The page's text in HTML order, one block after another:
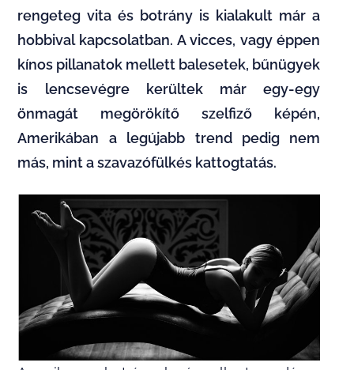
rengeteg vita és botrány is kialakult már a
hobbival kapcsolatban. A vicces, vagy éppen
kínos pillanatok mellett balesetek, bűnügyek
is lencsevégre kerültek már egy-egy
önmagát megörökítő szelfiző képén,
Amerikában a legújabb trend pedig nem
más, mint a szavazófülkés kattogtatás.